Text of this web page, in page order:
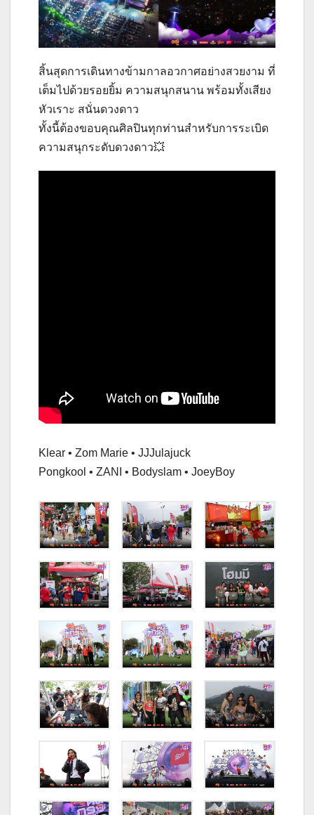
สิ้นสุดการเดินทางข้ามกาลอวกาศอย่างสวยงาม ที่
เต็มไปด้วยรอยยิ้ม ความสนุกสนาน พร้อมทั้งเสียง
หัวเราะ สนั่นดวงดาว
ทั้งนี้ต้องขอบคุณศิลปินทุกท่านสำหรับการระเบิด
ความสนุกระดับดวงดาว💥
Klear • Zom Marie • JJJulajuck
Pongkool • ZANI • Bodyslam • JoeyBoy